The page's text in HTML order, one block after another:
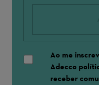
Ao me
Adecco
receber